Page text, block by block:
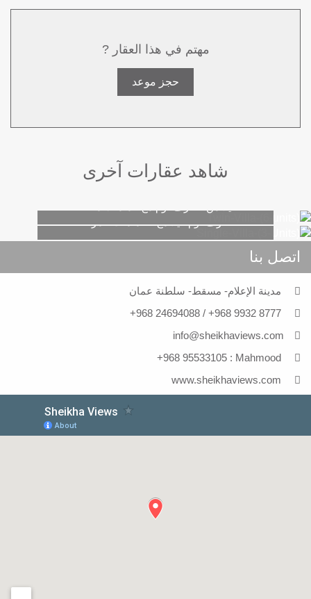
مهتم في هذا العقار ?
حجز موعد
شاهد عقارات آخرى
توين فيلا (6 وحدات)
5 غرف نوم فيلا مع الحمامات المرفقة
اتصل بنا
مدينة الإعلام- مسقط- سلطنة عمان
+968 9932 8777
/
+968 24694088
info@sheikhaviews.com
+968 95533105
www.sheikhaviews.com